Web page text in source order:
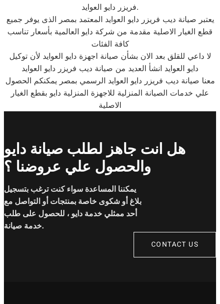
فريزر دايو العوايد.
يعتبر صيانة ديب فريزر دايو العوايد المعتمد بمصر الذى يوفر جميع
قطع الغيار الاصلية مقدمة من شركة دايو العالمية بأسعار تناسب
كافة الفئات
لا داعي للقلق بعد الان بشأن صيانة اجهزة دايو العوايد لأن توكيل
دايو العوايد انشأ العديد من صيانة ديب فريزر دايو العوايد
معنا صيانة ديب فريزر دايو العوايد الرسمي بمصر يمكنكم الحصول
علي خدمات الصيانة المنزلية للاجهزة المنزلية دايو بقطع الغيار
الاصلية
هل انت جاهز لطلب صيانة دايو
والحصول علي عروضنا ؟
يمكننا المساعدة سواء كنت ترغب بتسجيل
بلاغ أو شكوى خاصة بمنتجات أو التواصل مع
أحد ممثلي خدمة دايو ، للحصول على طلب
خدمة صيانة.
CONTACT US